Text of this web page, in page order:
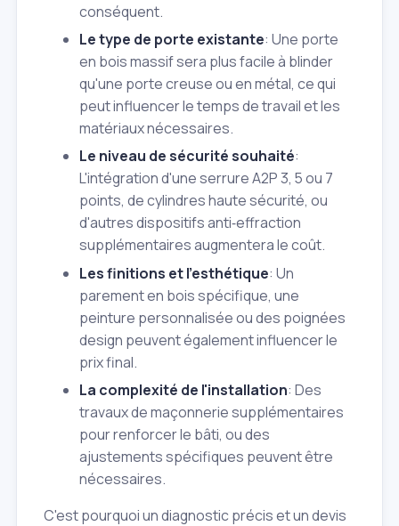
conséquent.
Le type de porte existante: Une porte
en bois massif sera plus facile à blinder
qu'une porte creuse ou en métal, ce qui
peut influencer le temps de travail et les
matériaux nécessaires.
Le niveau de sécurité souhaité:
L'intégration d'une serrure A2P 3, 5 ou 7
points, de cylindres haute sécurité, ou
d'autres dispositifs anti‑effraction
supplémentaires augmentera le coût.
Les finitions et l'esthétique: Un
parement en bois spécifique, une
peinture personnalisée ou des poignées
design peuvent également influencer le
prix final.
La complexité de l'installation: Des
travaux de maçonnerie supplémentaires
pour renforcer le bâti, ou des
ajustements spécifiques peuvent être
nécessaires.
C'est pourquoi un diagnostic précis et un devis